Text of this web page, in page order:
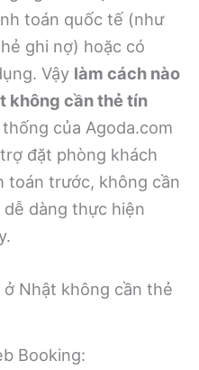
toán quốc tế (như
ghi nợ) hoặc có
Vậy làm cách nào
không cần thẻ tín
của Agoda.com
đặt phòng khách
toán trước, không cần
dàng thực hiện
Nhật không cần thẻ
Booking: